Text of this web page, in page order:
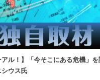
アル！】「今そこにある危機」
ウス氏